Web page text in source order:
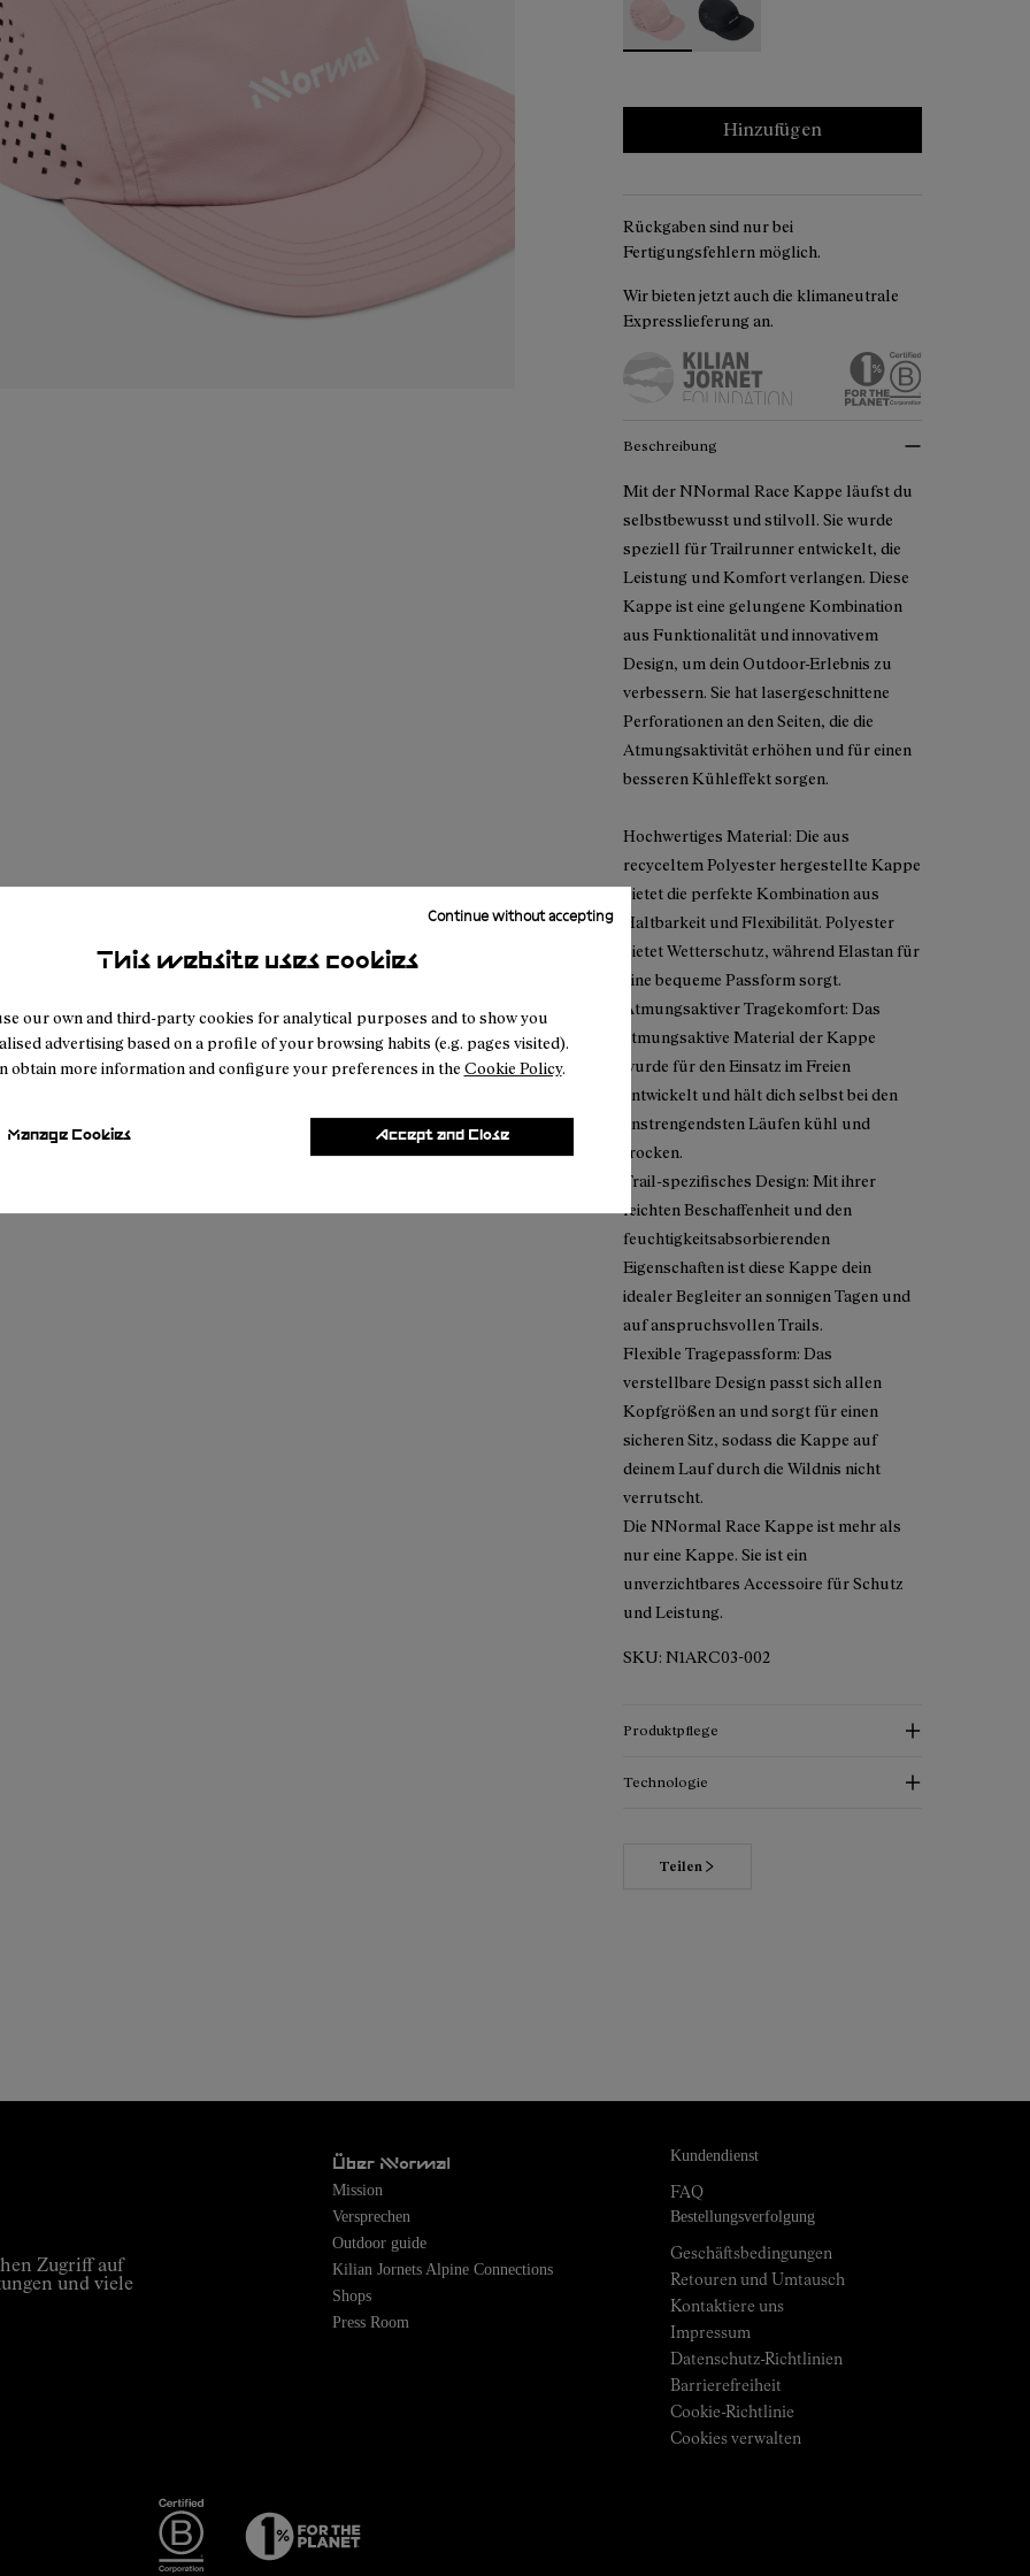
This website uses cookies
our own and third-party cookies for analytical purposes and to show you
advertising based on a profile of your browsing habits (e.g. pages visited).
obtain more information and configure your preferences in the Cookie Policy.
Manage Cookies
Continue without accepting
Accept and Close
Hinzufügen
Rückgaben sind nur bei
Fertigungsfehlern möglich.
Wir bieten jetzt auch die klimaneutrale
Expresslieferung an.
Beschreibung
Mit der NNormal Race Kappe läufst du
selbstbewusst und stilvoll. Sie wurde
speziell für Trailrunner entwickelt, die
Leistung und Komfort verlangen. Diese
Kappe ist eine gelungene Kombination
aus Funktionalität und innovativem
Design, um dein Outdoor-Erlebnis zu
verbessern. Sie hat lasergeschnittene
Perforationen an den Seiten, die die
Atmungsaktivität erhöhen und für einen
besseren Kühleffekt sorgen.
Hochwertiges Material: Die aus
recyceltem Polyester hergestellte Kappe
bietet die perfekte Kombination aus
Haltbarkeit und Flexibilität. Polyester
bietet Wetterschutz, während Elastan für
eine bequeme Passform sorgt.
Atmungsaktiver Tragekomfort: Das
atmungsaktive Material der Kappe
wurde für den Einsatz im Freien
entwickelt und hält dich selbst bei den
anstrengendsten Läufen kühl und
trocken.
Trail-spezifisches Design: Mit ihrer
leichten Beschaffenheit und den
feuchtigkeitsabsorbierenden
Eigenschaften ist diese Kappe dein
idealer Begleiter an sonnigen Tagen und
auf anspruchsvollen Trails.
Flexible Tragepassform: Das
verstellbare Design passt sich allen
Kopfgrößen an und sorgt für einen
sicheren Sitz, sodass die Kappe auf
deinem Lauf durch die Wildnis nicht
verrutscht.
Die NNormal Race Kappe ist mehr als
nur eine Kappe. Sie ist ein
unverzichtbares Accessoire für Schutz
und Leistung.
SKU: N1ARC03-002
Produktpflege
Technologie
Teilen
Zugriff auf
und viele
Über Nnormal
Mission
Versprechen
Outdoor guide
Kilian Jornets Alpine Connections
Shops
Press Room
Kundendienst
FAQ
Bestellungsverfolgung
Geschäftsbedingungen
Retouren und Umtausch
Kontaktiere uns
Impressum
Datenschutz-Richtlinien
Barrierefreiheit
Cookie-Richtlinie
Cookies verwalten